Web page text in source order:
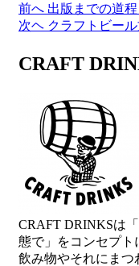
投
稿
ナ
ョ
ン
前へ 出版までの道
次ヘ クラフトビー
CRAFT
CRAFT DRINKSは
態で」をコンセプト
飲み物やそれにまつ